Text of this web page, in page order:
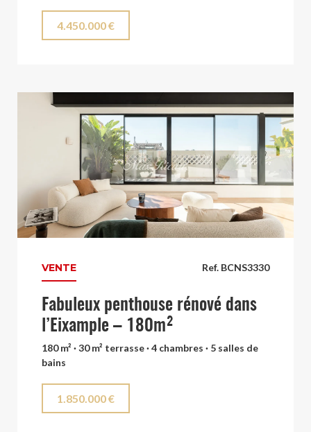
4.450.000 €
Ref. BCNS3330
VENTE
Fabuleux penthouse rénové dans
l’Eixample – 180m²
180 m² · 30 m² terrasse · 4 chambres · 5 salles de
bains
1.850.000 €